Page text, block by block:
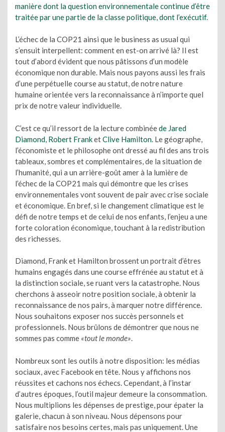
manière dont la question environnementale continue d’être
traitée par une partie de la classe politique, dont l’exécutif.
L’échec de la COP21 ainsi que le business as usual qui
s’ensuit interpellent: comment en est-on arrivé là? Il est
tout d’abord évident que nous pâtissons d’un modèle
économique non durable. Mais nous payons aussi les frais
d’une perpétuelle course au statut, de notre nature
humaine orientée vers la reconnaissance à n’importe quel
prix de notre valeur individuelle.
C’est ce qu’il ressort de la lecture combinéede Jared
Diamond Robert FranketClive Hamilton . Le géographe,
l’économiste et le philosophe ont dressé au fil des ans trois
tableaux, sombres et complémentaires, de la situation de
l’humanité, qui a un arrière-goût amer à la lumière de
l’échec de la COP21 mais qui démontre que les crises
environnementales vont souvent de pair avec crise sociale
et économique. En bref, si le changement climatique est le
défi de notre temps et de celui de nos enfants, l’enjeu a une
forte coloration économique, touchant à la redistribution
des richesses.
Diamond, Frank et Hamilton brossent un portrait d’êtres
humains engagés dans une course effrénée au statut et à
la distinction sociale, se ruant vers la catastrophe. Nous
cherchons à asseoir notre position sociale, à obtenir la
reconnaissance de nos pairs, à marquer notre différence.
Nous souhaitons exposer nos succès personnels et
professionnels. Nous brûlons de démontrer que nous ne
sommes pas comme «tout le monde».
Nombreux sont les outils à notre disposition: les médias
sociaux, avec Facebook en tête. Nous y affichons nos
réussites et cachons nos échecs. Cependant, à l’instar
d’autres époques, l’outil majeur demeure la consommation.
Nous multiplions les dépenses de prestige, pour épater la
galerie, chacun à son niveau. Nous dépensons pour
satisfaire nos besoins certes, mais pas uniquement. Une